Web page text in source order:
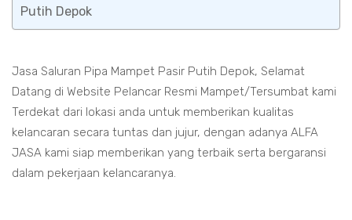
Putih Depok
Jasa Saluran Pipa Mampet Pasir Putih Depok, Selamat
Datang di Website Pelancar Resmi Mampet/Tersumbat kami
Terdekat dari lokasi anda untuk memberikan kualitas
kelancaran secara tuntas dan jujur, dengan adanya ALFA
JASA kami siap memberikan yang terbaik serta bergaransi
dalam pekerjaan kelancaranya.